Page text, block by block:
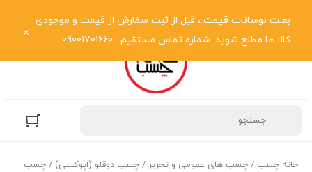
بعلت نوسانات قیمت ، قبل از ثبت سفارش از قیمت و موجودی
کالا ها مطلع شوید. شماره تماس مستقیم : 09001701660
خانه چسب / چسب های عمومی و تحریر / چسب دوقلو (اپوکسی) / چسب